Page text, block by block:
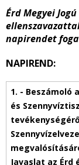
Érd Megyei
napirendet
NAPIREND: